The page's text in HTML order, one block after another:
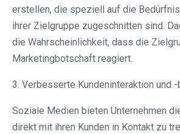
erstellen, die speziell auf die
ihrer Zielgruppe zugeschnitten sind.
die Wahrscheinlichkeit, dass die
Marketingbotschaft reagiert.
3. Verbesserte Kundeninteraktion und -
Soziale Medien bieten Unternehmen
direkt mit ihren Kunden in Kontakt zu